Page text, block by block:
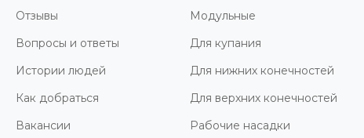
Отзывы
Вопросы и ответы
Истории людей
Как добраться
Вакансии
Модульные
Для купания
Для нижних конечностей
Для верхних конечностей
Рабочие насадки